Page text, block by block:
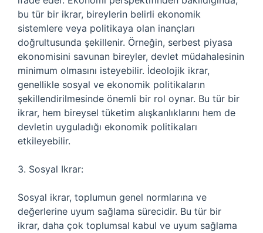
bu tür bir ikrar, bireylerin belirli ekonomik
sistemlere veya politikaya olan inançları
doğrultusunda şekillenir. Örneğin, serbest piyasa
ekonomisini savunan bireyler, devlet müdahalesinin
minimum olmasını isteyebilir. İdeolojik ikrar,
genellikle sosyal ve ekonomik politikaların
şekillendirilmesinde önemli bir rol oynar. Bu tür bir
ikrar, hem bireysel tüketim alışkanlıklarını hem de
devletin uyguladığı ekonomik politikaları
etkileyebilir.
3. Sosyal Ikrar:
Sosyal ikrar, toplumun genel normlarına ve
değerlerine uyum sağlama sürecidir. Bu tür bir
ikrar, daha çok toplumsal kabul ve uyum sağlama